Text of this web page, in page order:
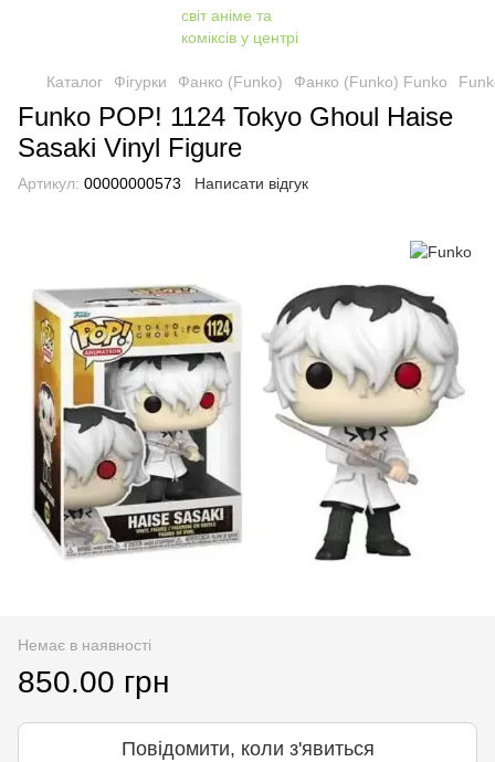
Каталог Фігурки Фанко (Funko) Фанко (Funko) Funko
Funko POP! 1124 Tokyo Ghoul Haise
Sasaki Vinyl Figure
Артикул: 00000000573 Написати відгук
Немає в наявності
850.00 грн
Повідомити, коли з'явиться